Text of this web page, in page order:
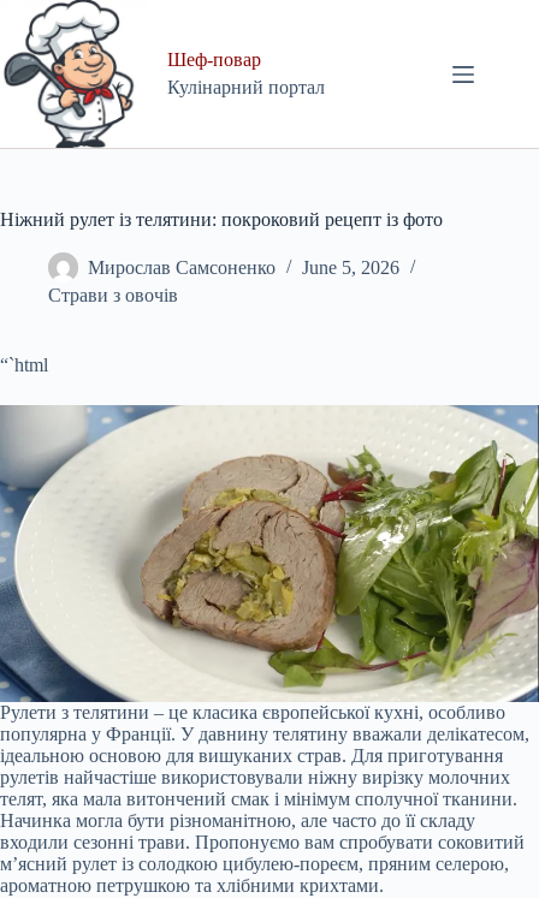
content
Шеф-повар
Кулінарний портал
Ніжний рулет із телятини: покроковий рецепт із фото
Мирослав Самсоненко
June 5, 2026
Страви з овочів
“`html
Рулети з телятини – це класика європейської кухні, особливо
популярна у Франції. У давнину телятину вважали делікатесом,
ідеальною основою для вишуканих страв. Для приготування
рулетів найчастіше використовували ніжну вирізку молочних
телят, яка мала витончений смак і мінімум сполучної тканини.
Начинка могла бути різноманітною, але часто до її складу
входили сезонні трави. Пропонуємо вам спробувати соковитий
м’ясний рулет із солодкою цибулею-пореєм, пряним селерою,
ароматною петрушкою та хлібними крихтами.